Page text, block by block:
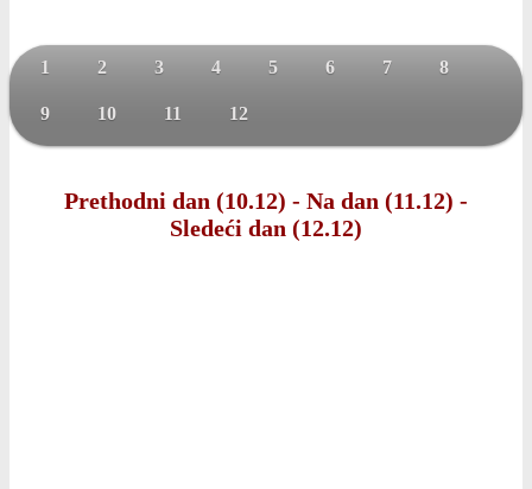
1 2 3 4 5 6 7 8
9 10 11 12
Prethodni dan (10.12) - Na dan (11.12) -
Sledeći dan (12.12)